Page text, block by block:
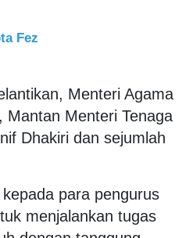
Fez
Menteri Agama
Mantan Menteri Tenaga
Dhakiri dan sejumlah
para pengurus
menjalankan tugas